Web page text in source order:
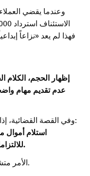
وعندما يقضي
فهذا لم يعد «نزاعاً
إظهار الحجم، الكلام
عدم تقديم مهام
وفي القصة القضائية، إذا اختصرنا الجوهر، تبدو الصورة كالتالي:
استلام أموال
للالتزامات، ثم سنوات من النزاع في المحاكم.
الأمر متشابه أكثر من اللازم حتى يُسمى صدفة.